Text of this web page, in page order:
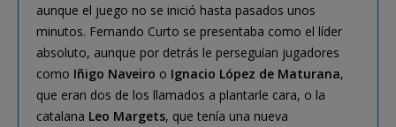
aunque el juego no se inició hasta pasados unos
minutos. Fernando Curto se presentaba como el líder
absoluto, aunque por detrás le perseguían jugadores
como Iñigo Naveiro o Ignacio López de Maturana,
que eran dos de los llamados a plantarle cara, o la
catalana Leo Margets, que tenía una nueva